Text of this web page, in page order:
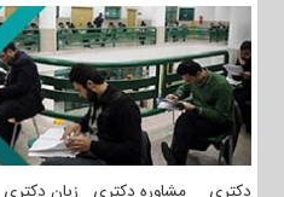
محتوا